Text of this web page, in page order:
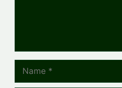
Name